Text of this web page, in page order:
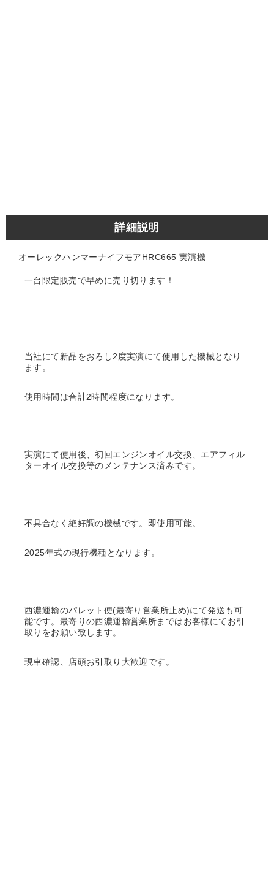
詳細説明
オーレックハンマーナイフモアHRC665 実演機
一台限定販売で早めに売り切ります！
当社にて新品をおろし2度実演にて使用した機械となり
ます。
使用時間は合計2時間程度になります。
実演にて使用後、初回エンジンオイル交換、エアフィル
ターオイル交換等のメンテナンス済みです。
不具合なく絶好調の機械です。即使用可能。
2025年式の現行機種となります。
西濃運輸のパレット便(最寄り営業所止め)にて発送も可
能です。最寄りの西濃運輸営業所まではお客様にてお引
取りをお願い致します。
現車確認、店頭お引取り大歓迎です。